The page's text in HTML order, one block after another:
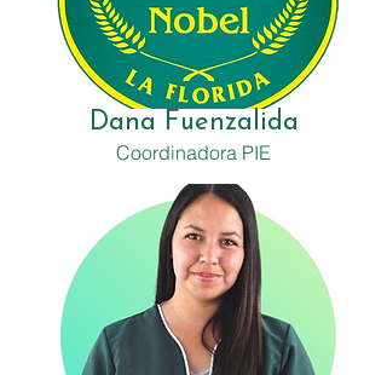
Dana Fuenzalida
Coordinadora PIE